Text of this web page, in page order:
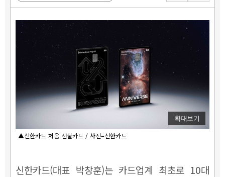
확대보기
▲신한카드 처음 선불카드 / 사진=신한카드
신한카드(대표 박창훈)는 카드업계 최초로 10대